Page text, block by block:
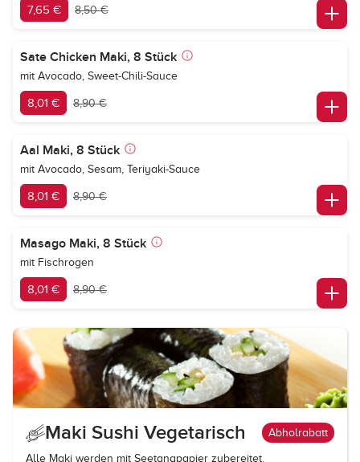
7,65 € 8,50 €
Sate Chicken Maki, 8 Stück
mit Avocado, Sweet-Chili-Sauce
8,01 € 8,90 €
Aal Maki, 8 Stück
mit Avocado, Sesam, Teriyaki-Sauce
8,01 € 8,90 €
Masago Maki, 8 Stück
mit Fischrogen
8,01 € 8,90 €
Maki Sushi Vegetarisch Abholrabatt
Alle Maki werden mit Seetangpapier zubereitet.